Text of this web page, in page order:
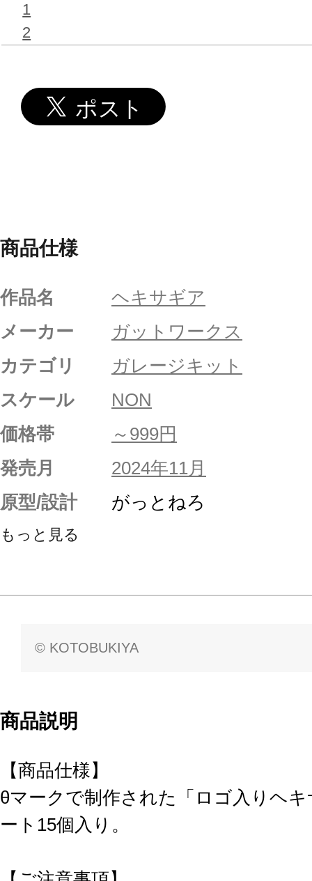
1
2
商品仕様
作品名
ヘキサギア
メーカー
ガットワークス
カテゴリ
ガレージキット
スケール
NON
価格帯
～999円
発売月
2024年11月
原型/設計
がっとねろ
もっと見る
© KOTOBUKIYA
商品説明
【商品仕様】
θマークで制作された「ロゴ入りヘ
ート15個入り。